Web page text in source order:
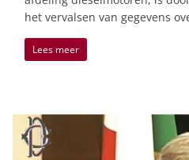
het vervalsen van gegevens
Lees meer